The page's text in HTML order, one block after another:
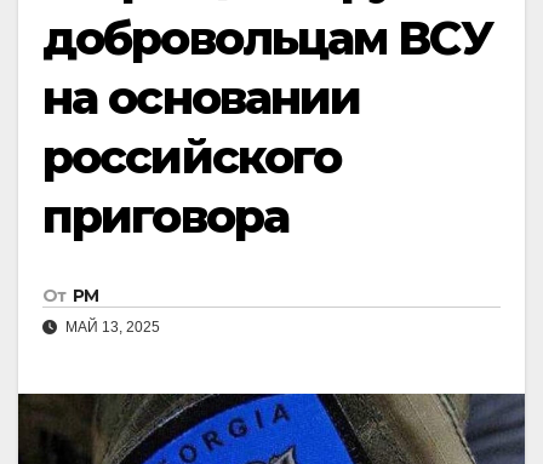
добровольцам ВСУ
на основании
российского
приговора
От РМ
МАЙ 13, 2025